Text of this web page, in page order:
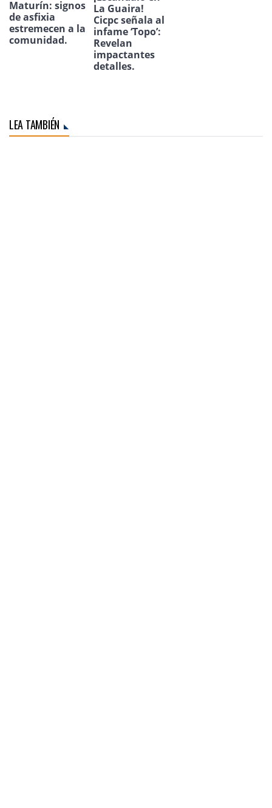
Maturín: signos
de asfixia
estremecen a la
comunidad.
La Guaira!
Cicpc señala al
infame ‘Topo’:
Revelan
impactantes
detalles.
LEA TAMBIÉN